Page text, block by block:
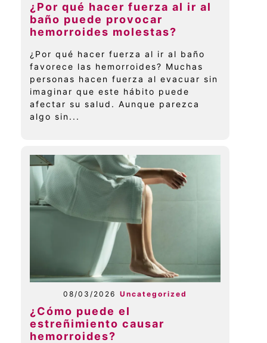
¿Por qué hacer fuerza al ir al
baño puede provocar
hemorroides molestas?
¿Por qué hacer fuerza al ir al baño
favorece las hemorroides? Muchas
personas hacen fuerza al evacuar sin
imaginar que este hábito puede
afectar su salud. Aunque parezca
algo sin...
08/03/2026 Uncategorized
¿Cómo puede el
estreñimiento causar
hemorroides?